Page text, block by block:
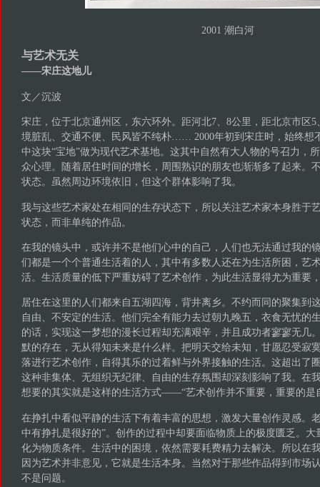
2001 潮白河
与艺术无关
——宋庄这地儿
文／沉波
宋庄，位于北京通州区，东六环外。距河北7、8公里，距北京市区
境脏乱、交通不便、民风皆不纯朴…… 2000年初到宋庄时，始终想
中这块“宝地”做为现代艺术基地。这其中自然有大人物的号召力，
众心理。随着居住时间的增长，周围熟识的朋友也渐渐多了起来。
状态。虽然周边环境依旧，但这个群体影响了我。
我与这些艺术家处在相同的生存状态下，所以关注艺术家本身胜于
状态，而非单纯的作品。
在我的镜头中，或许并不是他们心中的自己，人们也无法通过我的
们都是一个个普通生活着的人，其中有多数人还在为生活所困，艺
活。生活质量的低下严重妨碍了艺术创作，为此生活显得尤为重要
居住在这里的人们都来自五湖四海，背井离乡。不约而同的聚集到
自由、不安定的生活。他们完全有能力去过朝九晚五，衣食无忧的
的话，实现这一梦想的漫长过程却充满艰辛，并且成功者寥寥无几
默的存在，无从得知未来是什么样。把明天交给未知，甘愿忍受寂
落进行艺术创作，自得其乐的过着鲜与外界接触的生活。这超出了
这种非集体、无组织无纪律、自由的生存氛围却深刻影响了我。在
想要的其实就是这样的生活方式——“艺术创作并不重要，重要的是
在挣扎中看似平静的生活下有着丰富的思想，激发大量创作灵感。
中有挣扎是很好的”。创作的过程中却要面临物质上的极度匮乏。
化为物质条件。生活中的困境，依然需要耗费精力去解决。所以在
因为艺术并非意见，它就是生活本身。当然对于那些作品得到市场
不是问题。